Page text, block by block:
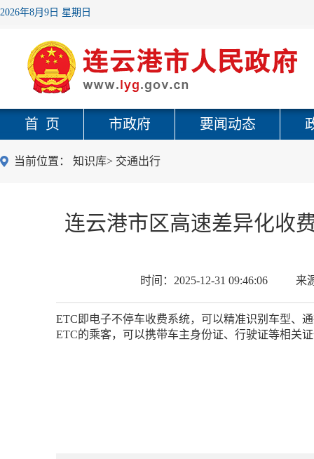
2026年8月9日 星期日
首 页 市政府 要闻动态
当前位置： 知识库> 交通出行
连云港市区高速差异化收
时间： 2025-12-31 09:46:06 来
ETC即电子不停车收费系统，可以精准识别车型、
ETC的乘客，可以携带车主身份证、行驶证等相关